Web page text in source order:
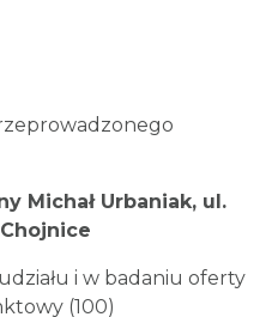
Michał Urbaniak, ul.
i w badaniu oferty
(100)